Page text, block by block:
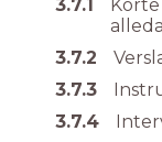
3.7.1
3.7.2
3.7.3
3.7.4